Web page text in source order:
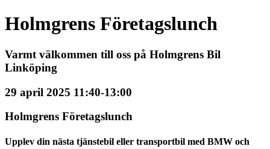
Holmgrens Företagslunch
Varmt välkommen till oss på Holmgrens Bil
Linköping
29 april 2025 11:40-13:00
Holmgrens Företagslunch
Upplev din nästa tjänstebil eller transportbil med BMW och